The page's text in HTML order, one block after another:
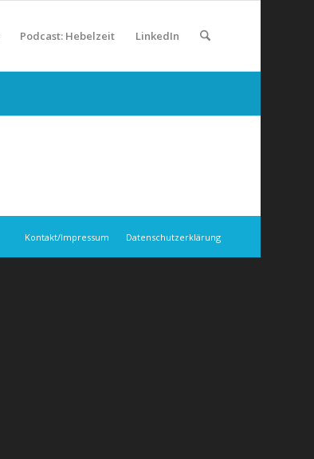
Podcast: Hebelzeit LinkedIn
Kontakt/Impressum Datenschutzerklärung